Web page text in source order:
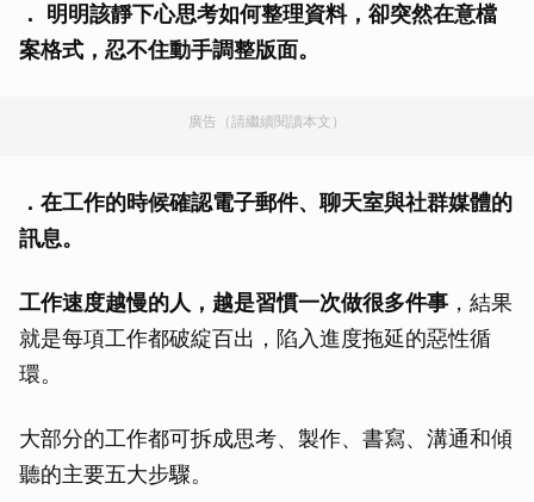
．
明明該靜下心思考如何整理資料，卻突然在意檔
案格式，忍不住動手調整版面。
廣告（請繼續閱讀本文）
．在工作的時候確認電子郵件、聊天室與社群媒體的
訊息。
工作速度越慢的人，越是習慣一次做很多件事 ，結果
就是每項工作都破綻百出，陷入進度拖延的惡性循
環。
大部分的工作都可拆成思考、製作、書寫、溝通和傾
聽的主要五大步驟。